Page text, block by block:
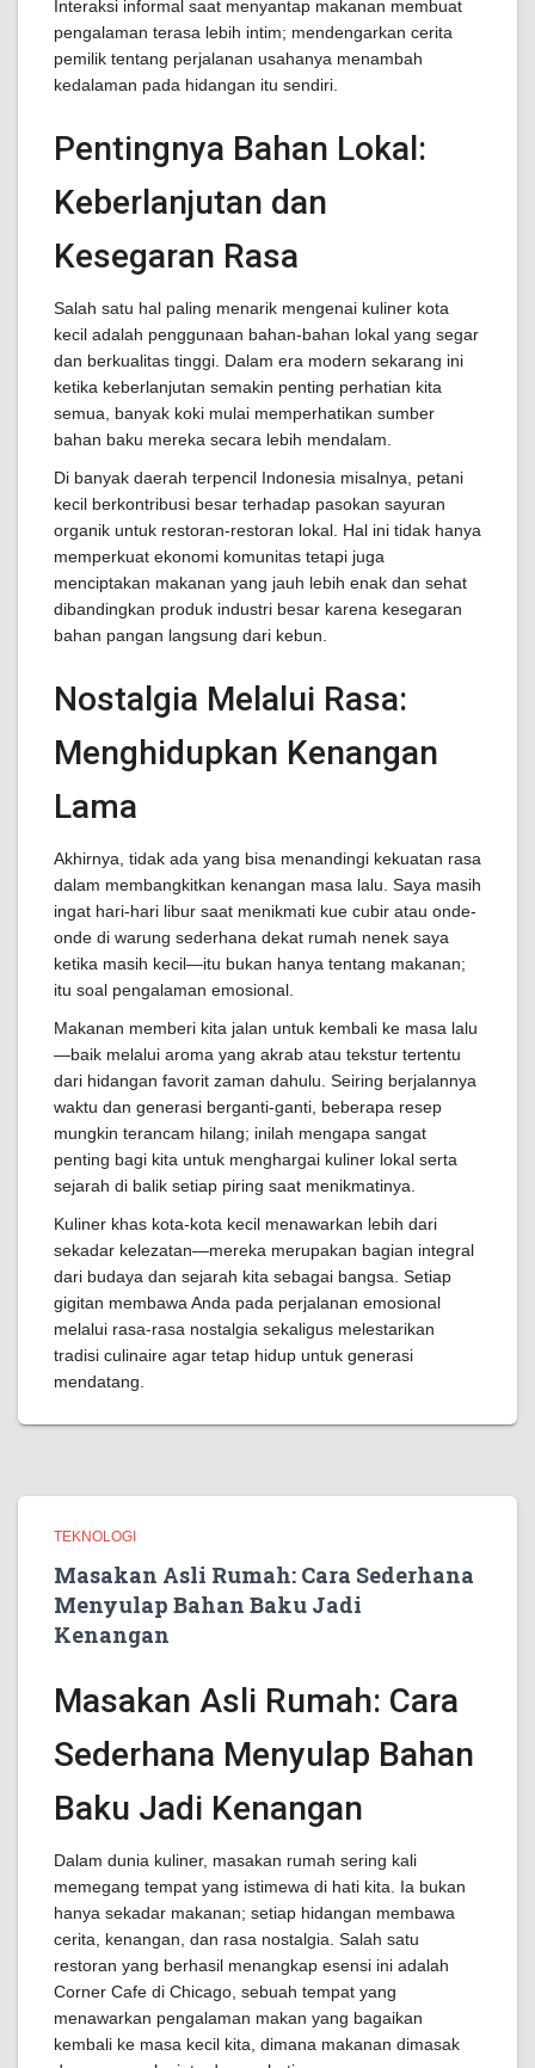
Interaksi informal saat menyantap makanan membuat
pengalaman terasa lebih intim; mendengarkan cerita
pemilik tentang perjalanan usahanya menambah
kedalaman pada hidangan itu sendiri.
Pentingnya Bahan Lokal:
Keberlanjutan dan
Kesegaran Rasa
Salah satu hal paling menarik mengenai kuliner kota
kecil adalah penggunaan bahan-bahan lokal yang segar
dan berkualitas tinggi. Dalam era modern sekarang ini
ketika keberlanjutan semakin penting perhatian kita
semua, banyak koki mulai memperhatikan sumber
bahan baku mereka secara lebih mendalam.
Di banyak daerah terpencil Indonesia misalnya, petani
kecil berkontribusi besar terhadap pasokan sayuran
organik untuk restoran-restoran lokal. Hal ini tidak hanya
memperkuat ekonomi komunitas tetapi juga
menciptakan makanan yang jauh lebih enak dan sehat
dibandingkan produk industri besar karena kesegaran
bahan pangan langsung dari kebun.
Nostalgia Melalui Rasa:
Menghidupkan Kenangan
Lama
Akhirnya, tidak ada yang bisa menandingi kekuatan rasa
dalam membangkitkan kenangan masa lalu. Saya masih
ingat hari-hari libur saat menikmati kue cubir atau onde-
onde di warung sederhana dekat rumah nenek saya
ketika masih kecil—itu bukan hanya tentang makanan;
itu soal pengalaman emosional.
Makanan memberi kita jalan untuk kembali ke masa lalu
—baik melalui aroma yang akrab atau tekstur tertentu
dari hidangan favorit zaman dahulu. Seiring berjalannya
waktu dan generasi berganti-ganti, beberapa resep
mungkin terancam hilang; inilah mengapa sangat
penting bagi kita untuk menghargai kuliner lokal serta
sejarah di balik setiap piring saat menikmatinya.
Kuliner khas kota-kota kecil menawarkan lebih dari
sekadar kelezatan—mereka merupakan bagian integral
dari budaya dan sejarah kita sebagai bangsa. Setiap
gigitan membawa Anda pada perjalanan emosional
melalui rasa-rasa nostalgia sekaligus melestarikan
tradisi culinaire agar tetap hidup untuk generasi
mendatang.
TEKNOLOGI
Masakan Asli Rumah: Cara Sederhana
Menyulap Bahan Baku Jadi
Kenangan
Masakan Asli Rumah: Cara
Sederhana Menyulap Bahan
Baku Jadi Kenangan
Dalam dunia kuliner, masakan rumah sering kali
memegang tempat yang istimewa di hati kita. Ia bukan
hanya sekadar makanan; setiap hidangan membawa
cerita, kenangan, dan rasa nostalgia. Salah satu
restoran yang berhasil menangkap esensi ini adalah
Corner Cafe di Chicago, sebuah tempat yang
menawarkan pengalaman makan yang bagaikan
kembali ke masa kecil kita, dimana makanan dimasak